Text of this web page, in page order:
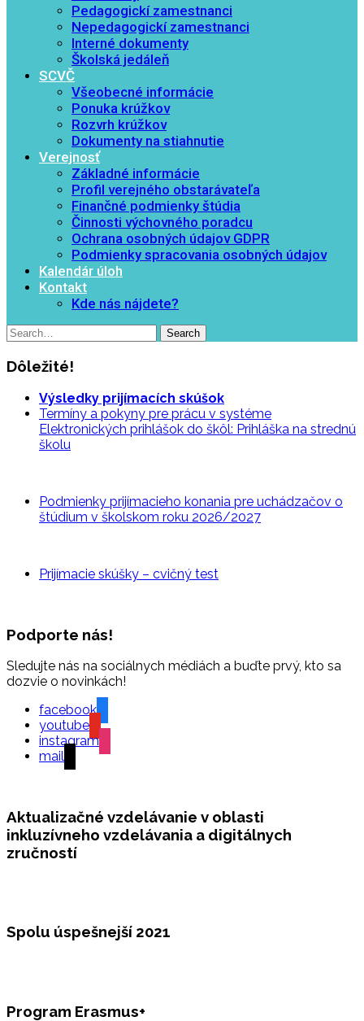
Pedagogickí zamestnanci
Nepedagogickí zamestnanci
Interné dokumenty
Školská jedáleň
SCVČ
Všeobecné informácie
Ponuka krúžkov
Rozvrh krúžkov
Dokumenty na stiahnutie
Verejnosť
Základné informácie
Profil verejného obstarávateľa
Finančné podmienky štúdia
Činnosti výchovného poradcu
Ochrana osobných údajov GDPR
Podmienky spracovania osobných údajov
Kalendár úloh
Kontakt
Kde nás nájdete?
Dôležité!
Výsledky prijímacích skúšok
Termíny a pokyny pre prácu v systéme
Elektronických prihlášok do škôl: Prihláška na strednú
školu
Podmienky prijímacieho konania pre uchádzačov o
štúdium v školskom roku 2026/2027
Prijímacie skúšky – cvičný test
Podporte nás!
Sledujte nás na sociálnych médiách a buďte prvý, kto sa
dozvie o novinkách!
facebook
youtube
instagram
mail
Aktualizačné vzdelávanie v oblasti
inkluzívneho vzdelávania a digitálnych
zručností
Spolu úspešnejší 2021
Program Erasmus+